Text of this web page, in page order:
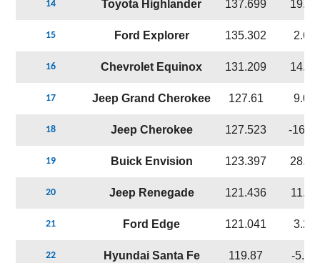
14 Toyota Highlander 137.699
15 Ford Explorer 135.302 2.6%
16 Chevrolet Equinox 131.209
17 Jeep Grand Cherokee 127.61 9.0%
18 Jeep Cherokee 127.523 -
19 Buick Envision 123.397
20 Jeep Renegade 121.436
21 Ford Edge 121.041 3.2%
22 Hyundai Santa Fe 119.87 -